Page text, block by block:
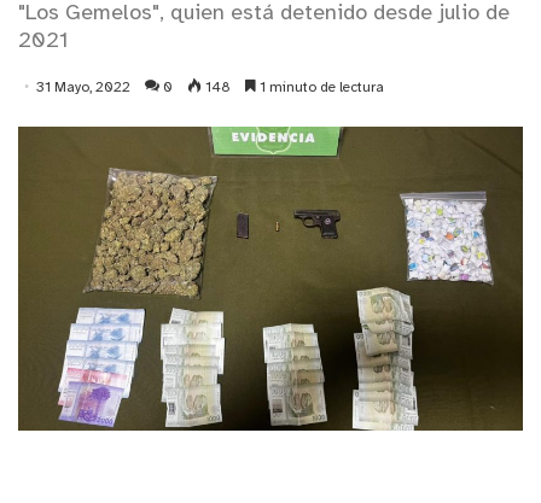
"Los Gemelos", quien está detenido desde julio de
2021
31 Mayo, 2022 0 148 1 minuto de lectura